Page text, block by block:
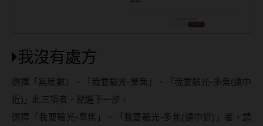
我沒有處方
選擇「無度數」、「我要驗光-單焦」、「我要驗光-多焦(遠中
近)」此三項者，點選下一步。
選擇「我要驗光-單焦」、「我要驗光-多焦(遠中近)」者，請